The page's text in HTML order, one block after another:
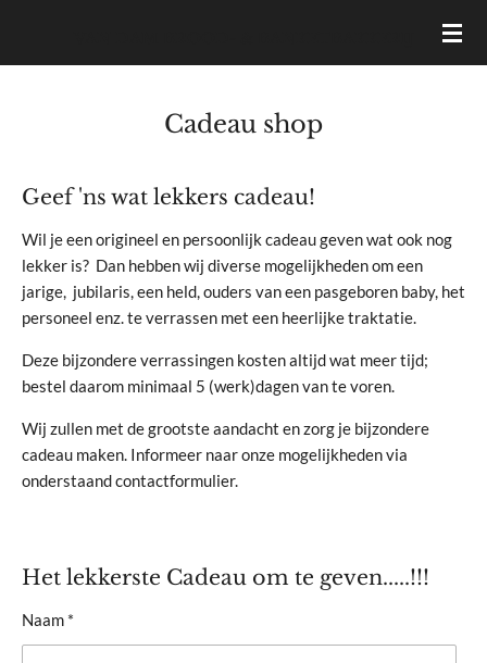
Cadeau shop
Geef 'ns wat lekkers cadeau!
Wil je een origineel en persoonlijk cadeau geven wat ook nog
lekker is? Dan hebben wij diverse mogelijkheden om een
jarige, jubilaris, een held, ouders van een pasgeboren baby, het
personeel enz. te verrassen met een heerlijke traktatie.
Deze bijzondere verrassingen kosten altijd wat meer tijd;
bestel daarom minimaal 5 (werk)dagen van te voren.
Wij zullen met de grootste aandacht en zorg je bijzondere
cadeau maken. Informeer naar onze mogelijkheden via
onderstaand contactformulier.
Het lekkerste Cadeau om te geven.....!!!
Naam *